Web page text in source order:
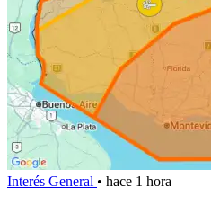
Interés General • hace 1 hora